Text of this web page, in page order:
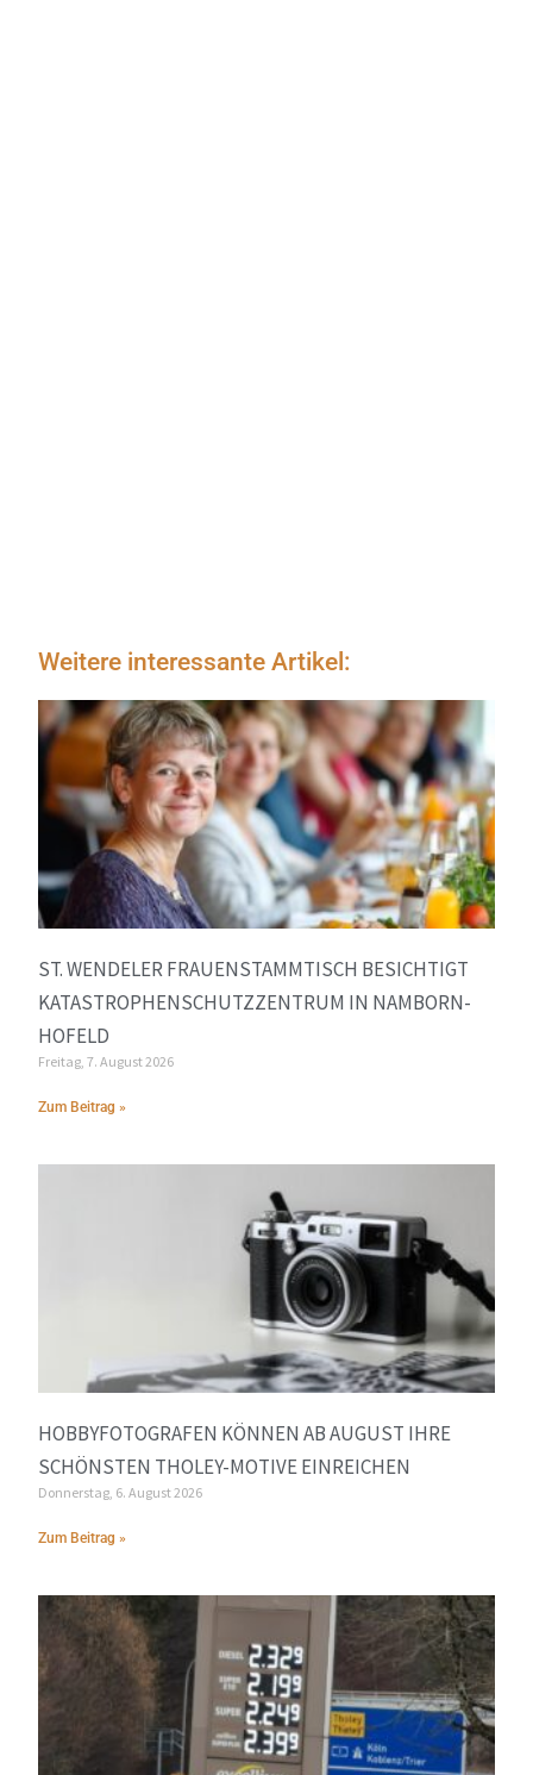
Weitere interessante Artikel:
ST. WENDELER FRAUENSTAMMTISCH BESICHTIGT
KATASTROPHENSCHUTZZENTRUM IN NAMBORN-
HOFELD
Freitag, 7. August 2026
Zum Beitrag »
HOBBYFOTOGRAFEN KÖNNEN AB AUGUST IHRE
SCHÖNSTEN THOLEY-MOTIVE EINREICHEN
Donnerstag, 6. August 2026
Zum Beitrag »